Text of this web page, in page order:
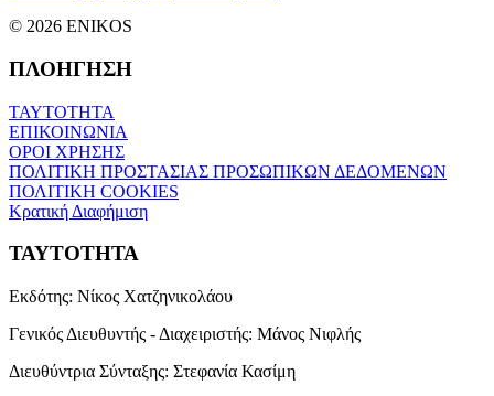
© 2026 ENIKOS
ΠΛΟΗΓΗΣΗ
ΤΑΥΤΟΤΗΤΑ
ΕΠΙΚΟΙΝΩΝΙΑ
ΟΡΟΙ ΧΡΗΣΗΣ
ΠΟΛΙΤΙΚΗ ΠΡΟΣΤΑΣΙΑΣ ΠΡΟΣΩΠΙΚΩΝ ΔΕΔΟΜΕΝΩΝ
ΠΟΛΙΤΙΚΗ COOKIES
Κρατική Διαφήμιση
ΤΑΥΤΟΤΗΤΑ
Εκδότης: Νίκος Χατζηνικολάου
Γενικός Διευθυντής - Διαχειριστής: Μάνος Νιφλής
Διευθύντρια Σύνταξης: Στεφανία Κασίμη